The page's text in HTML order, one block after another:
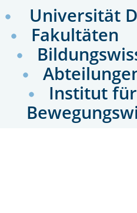
Universität
Fakultäten
Institut